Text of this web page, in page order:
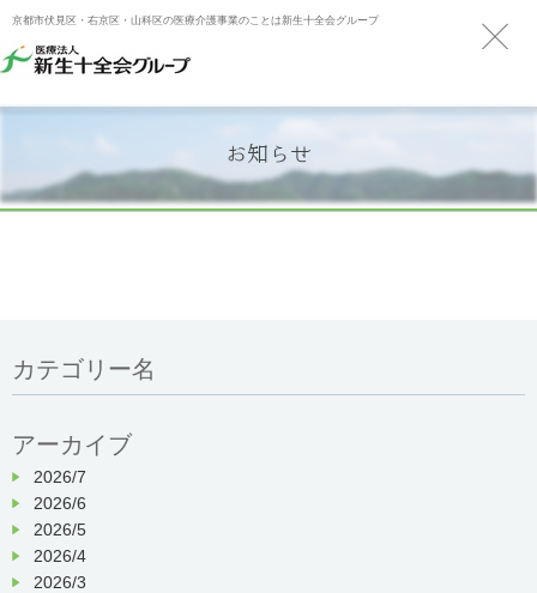
京都市伏見区・右京区・山科区の医療介護事業のことは新生十全会グループ
お知らせ
カテゴリー名
アーカイブ
2026/7
2026/6
2026/5
2026/4
2026/3